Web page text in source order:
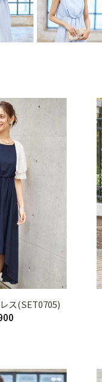
ス(SET0705)